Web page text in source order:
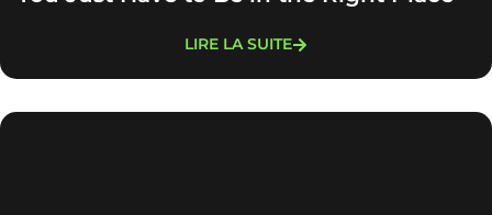
LIRE LA SUITE